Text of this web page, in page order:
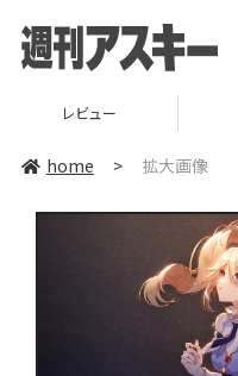
レビュー
home > 拡大画像